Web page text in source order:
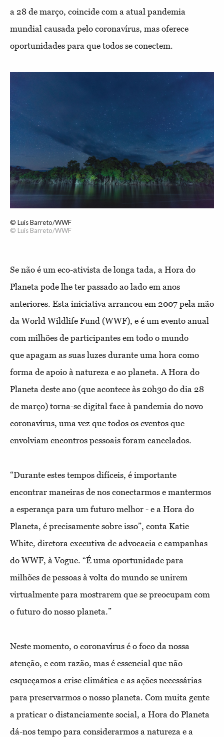
a 28 de março, coincide com a atual pandemia
mundial causada pelo coronavírus, mas oferece
oportunidades para que todos se conectem.
© Luis Barreto/WWF
© Luis Barreto/WWF
Se não é um eco-ativista de longa tada, a Hora do
Planeta pode lhe ter passado ao lado em anos
anteriores. Esta iniciativa arrancou em 2007 pela mão
da World Wildlife Fund (WWF), e é um evento anual
com milhões de participantes em todo o mundo
que apagam as suas luzes durante uma hora como
forma de apoio à natureza e ao planeta. A Hora do
Planeta deste ano (que acontece às 20h30 do dia 28
de março) torna-se digital face à pandemia do novo
coronavírus, uma vez que todos os eventos que
envolviam encontros pessoais foram cancelados.
“Durante estes tempos difíceis, é importante
encontrar maneiras de nos conectarmos e mantermos
a esperança para um futuro melhor - e a Hora do
Planeta, é precisamente sobre isso”, conta Katie
White, diretora executiva de advocacia e campanhas
do WWF, à Vogue. “É uma oportunidade para
milhões de pessoas à volta do mundo se unirem
virtualmente para mostrarem que se preocupam com
o futuro do nosso planeta.”
Neste momento, o coronavírus é o foco da nossa
atenção, e com razão, mas é essencial que não
esqueçamos a crise climática e as ações necessárias
para preservarmos o nosso planeta. Com muita gente
a praticar o distanciamente social, a Hora do Planeta
dá-nos tempo para considerarmos a natureza e a